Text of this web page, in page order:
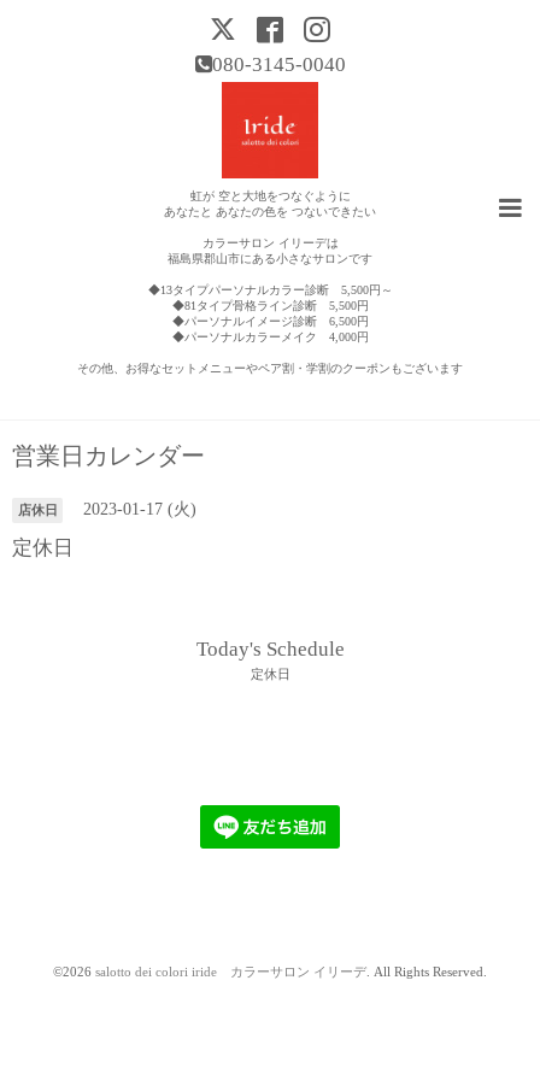
080-3145-0040
虹が 空と大地をつなぐように
あなたと あなたの色を つないできたい
カラーサロン イリーデは
福島県郡山市にある小さなサロンです
◆13タイプパーソナルカラー診断 5,500円～
◆81タイプ骨格ライン診断 5,500円
◆パーソナルイメージ診断 6,500円
◆パーソナルカラーメイク 4,000円
その他、お得なセットメニューやペア割・学割のクーポンもございます
営業日カレンダー
店休日 2023-01-17 (火)
定休日
Today's Schedule
定休日
©2026 salotto dei colori iride カラーサロン イリーデ. All Rights Reserved.